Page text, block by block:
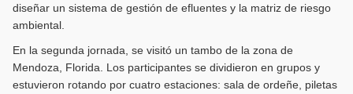
diseñar un sistema de gestión de efluentes y la matriz de riesgo
ambiental.
En la segunda jornada, se visitó un tambo de la zona de
Mendoza, Florida. Los participantes se dividieron en grupos y
estuvieron rotando por cuatro estaciones: sala de ordeñe, piletas